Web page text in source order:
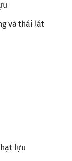
và thái lát
lựu